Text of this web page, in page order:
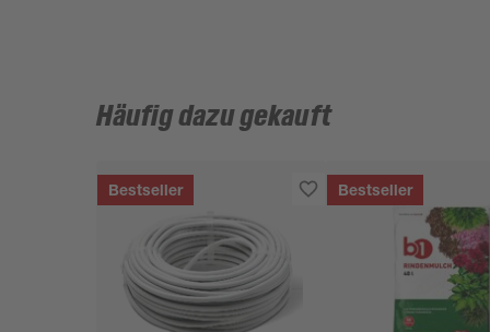
Häufig dazu gekauft
Bestseller Bestseller